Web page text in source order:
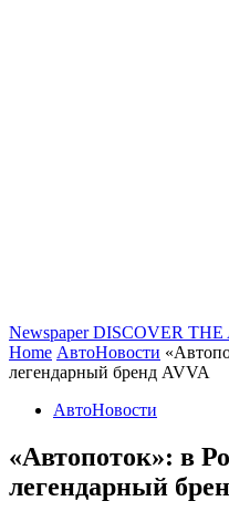
Newspaper DISCOVER THE
Home АвтоНовости
легендарный бренд AVVA
АвтоНовости
«Автопоток»: в
легендарный